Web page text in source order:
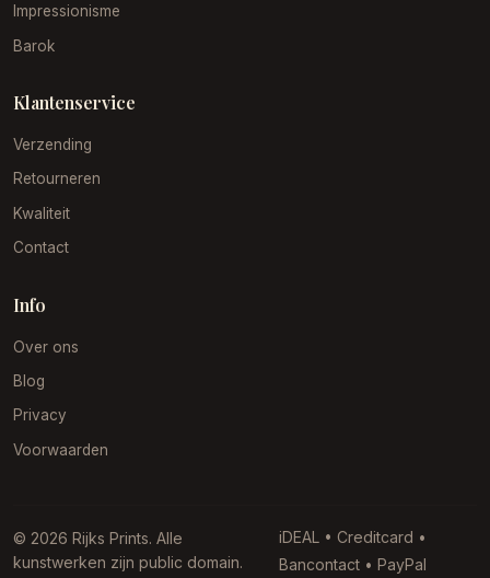
Impressionisme
Barok
Klantenservice
Verzending
Retourneren
Kwaliteit
Contact
Info
Over ons
Blog
Privacy
Voorwaarden
© 2026 Rijks Prints. Alle
kunstwerken zijn public domain.
iDEAL • Creditcard •
Bancontact • PayPal